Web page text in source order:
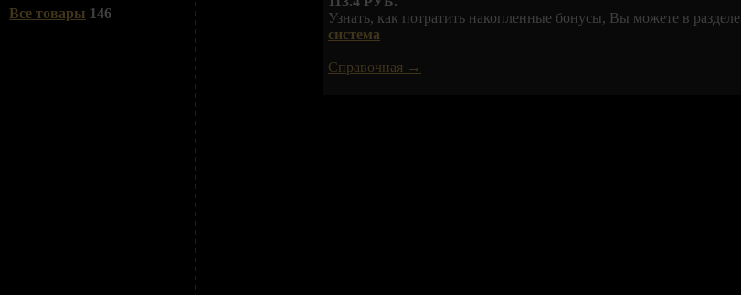
Все товары 146
Узнать, как потратить накопленные бонусы, Вы можете в разделе
система
Справочная →